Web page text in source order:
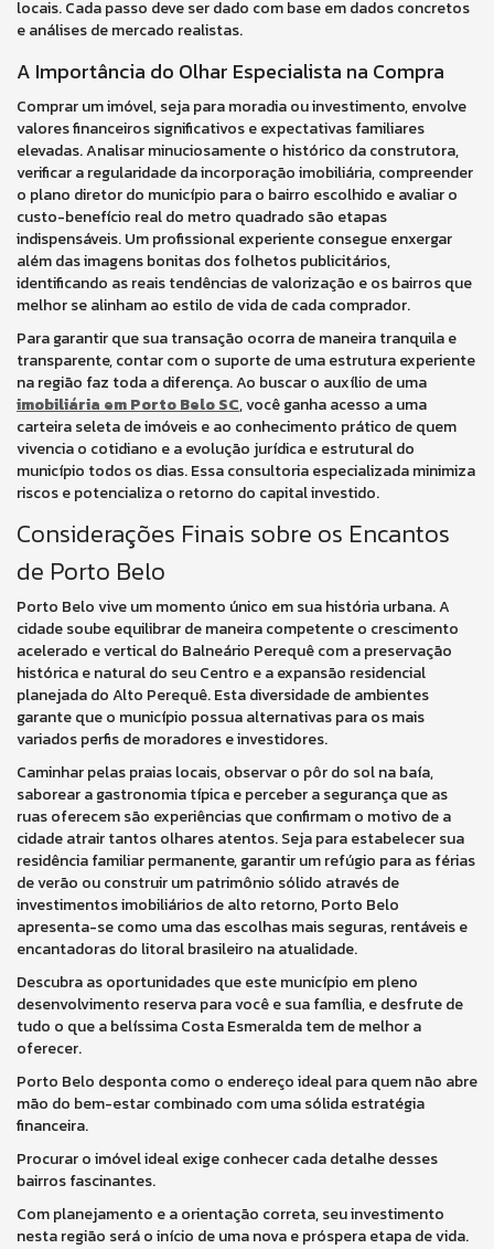
locais. Cada passo deve ser dado com base em dados concretos
e análises de mercado realistas.
A Importância do Olhar Especialista na Compra
Comprar um imóvel, seja para moradia ou investimento, envolve
valores financeiros significativos e expectativas familiares
elevadas. Analisar minuciosamente o histórico da construtora,
verificar a regularidade da incorporação imobiliária, compreender
o plano diretor do município para o bairro escolhido e avaliar o
custo-benefício real do metro quadrado são etapas
indispensáveis. Um profissional experiente consegue enxergar
além das imagens bonitas dos folhetos publicitários,
identificando as reais tendências de valorização e os bairros que
melhor se alinham ao estilo de vida de cada comprador.
Para garantir que sua transação ocorra de maneira tranquila e
transparente, contar com o suporte de uma estrutura experiente
na região faz toda a diferença. Ao buscar o auxílio de uma
imobiliária em Porto Belo SC, você ganha acesso a uma
carteira seleta de imóveis e ao conhecimento prático de quem
vivencia o cotidiano e a evolução jurídica e estrutural do
município todos os dias. Essa consultoria especializada minimiza
riscos e potencializa o retorno do capital investido.
Considerações Finais sobre os Encantos
de Porto Belo
Porto Belo vive um momento único em sua história urbana. A
cidade soube equilibrar de maneira competente o crescimento
acelerado e vertical do Balneário Perequê com a preservação
histórica e natural do seu Centro e a expansão residencial
planejada do Alto Perequê. Esta diversidade de ambientes
garante que o município possua alternativas para os mais
variados perfis de moradores e investidores.
Caminhar pelas praias locais, observar o pôr do sol na baía,
saborear a gastronomia típica e perceber a segurança que as
ruas oferecem são experiências que confirmam o motivo de a
cidade atrair tantos olhares atentos. Seja para estabelecer sua
residência familiar permanente, garantir um refúgio para as férias
de verão ou construir um patrimônio sólido através de
investimentos imobiliários de alto retorno, Porto Belo
apresenta-se como uma das escolhas mais seguras, rentáveis e
encantadoras do litoral brasileiro na atualidade.
Descubra as oportunidades que este município em pleno
desenvolvimento reserva para você e sua família, e desfrute de
tudo o que a belíssima Costa Esmeralda tem de melhor a
oferecer.
Porto Belo desponta como o endereço ideal para quem não abre
mão do bem-estar combinado com uma sólida estratégia
financeira.
Procurar o imóvel ideal exige conhecer cada detalhe desses
bairros fascinantes.
Com planejamento e a orientação correta, seu investimento
nesta região será o início de uma nova e próspera etapa de vida.